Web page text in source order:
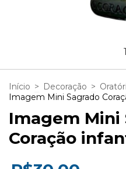
1
Início > Decoração >
Imagem Mini Sagrado
Imagem Mini
Coração